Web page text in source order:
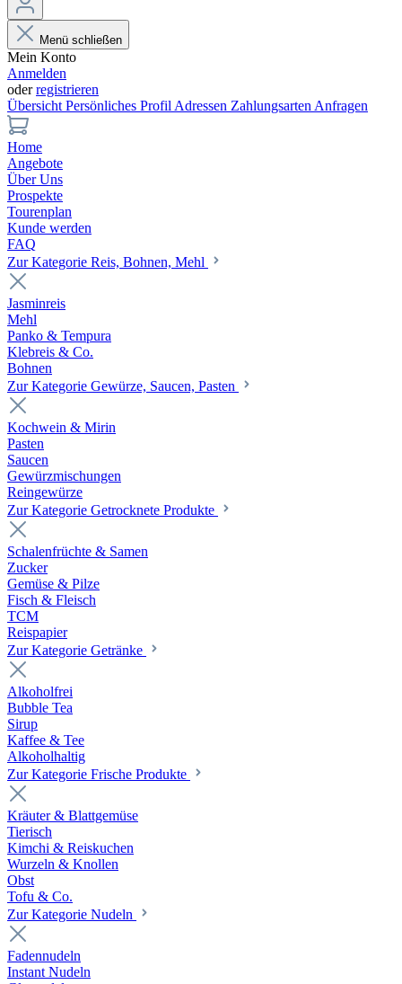
Menü schließen
Mein Konto
Anmelden
oderregistrieren
Übersicht Persönliches Profil Adressen Zahlungsarten Anfragen
Home
Angebote
Über Uns
Prospekte
Tourenplan
Kunde werden
FAQ
Zur Kategorie Reis, Bohnen, Mehl
Jasminreis
Mehl
Panko & Tempura
Klebreis & Co.
Bohnen
Zur Kategorie Gewürze, Saucen, Pasten
Kochwein & Mirin
Pasten
Saucen
Gewürzmischungen
Reingewürze
Zur Kategorie Getrocknete Produkte
Schalenfrüchte & Samen
Zucker
Gemüse & Pilze
Fisch & Fleisch
TCM
Reispapier
Zur Kategorie Getränke
Alkoholfrei
Bubble Tea
Sirup
Kaffee & Tee
Alkoholhaltig
Zur Kategorie Frische Produkte
Kräuter & Blattgemüse
Tierisch
Kimchi & Reiskuchen
Wurzeln & Knollen
Obst
Tofu & Co.
Zur Kategorie Nudeln
Fadennudeln
Instant Nudeln